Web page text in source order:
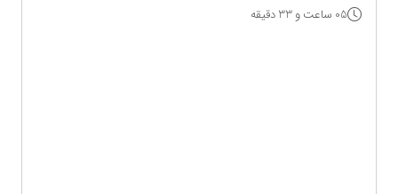
05 ساعت و 33 دقیقه